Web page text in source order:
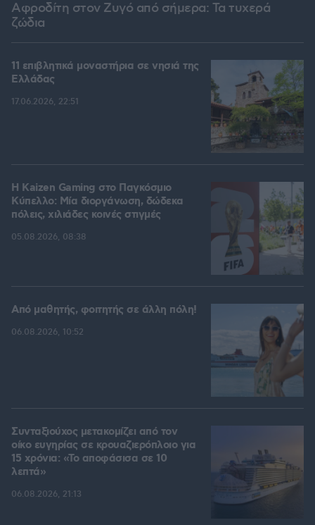
Αφροδίτη στον Ζυγό από σήμερα: Τα τυχερά
ζώδια
11 επιβλητικά μοναστήρια σε νησιά της
Ελλάδας
17.06.2026, 22:51
H Kaizen Gaming στο Παγκόσμιο
Kύπελλο: Μία διοργάνωση, δώδεκα
πόλεις, χιλιάδες κοινές στιγμές
05.08.2026, 08:38
Από μαθητής, φοιτητής σε άλλη πόλη!
06.08.2026, 10:52
Συνταξιούχος μετακομίζει από τον
οίκο ευγηρίας σε κρουαζιερόπλοιο για
15 χρόνια: «Το αποφάσισα σε 10
λεπτά»
06.08.2026, 21:13